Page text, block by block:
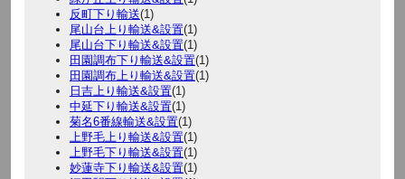
反町下り輸送(1)
尾山台上り輸送&設置(1)
尾山台下り輸送&設置(1)
田園調布下り輸送&設置(1)
田園調布上り輸送&設置(1)
日吉上り輸送&設置(1)
中延下り輸送&設置(1)
菊名6番線輸送&設置(1)
上野毛上り輸送&設置(1)
上野毛下り輸送&設置(1)
妙蓮寺下り輸送&設置(1)